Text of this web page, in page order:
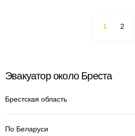
1 2
Эвакуатор около Бреста
Брестская область
По Беларуси